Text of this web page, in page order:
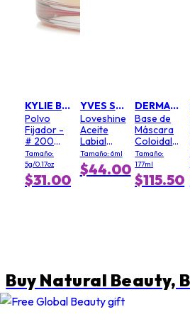
KYLIE BY KYLIE JENNER
Polvo
Fijador -
# 200
Soft Pink
Tamaño:
5g/0.17oz
$31.00
YVES SAINT LAURENT
Loveshine
Aceite
Labial
Voluminizador
- # 3
Mellow
Tamaño: 6ml
$44.00
DERMALOGICA
Base de
Máscara
Coloidal
(Tamaño
Salón)
Tamaño:
177ml
$115.50
Buy Natural Beauty,